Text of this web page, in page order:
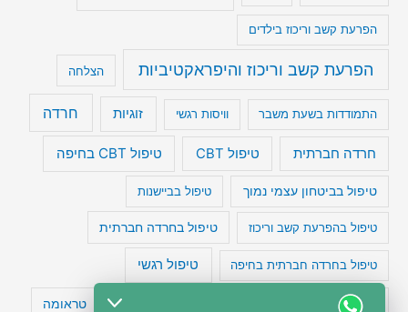
הפרעת קשב וריכוז בילדים
הפרעת קשב וריכוז והיפראקטיביות הצלחה
התמודדות בשעת משבר וויסות רגשי זוגיות חרדה
חרדה חברתית טיפול CBT טיפול CBT בחיפה
טיפול בביטחון עצמי נמוך טיפול בביישנות
טיפול בהפרעת קשב וריכוז טיפול בחרדה חברתית
טיפול בחרדה חברתית בחיפה טיפול רגשי
טיפול תרופתי להפרעת קשב טעויות חשיבה טראומה